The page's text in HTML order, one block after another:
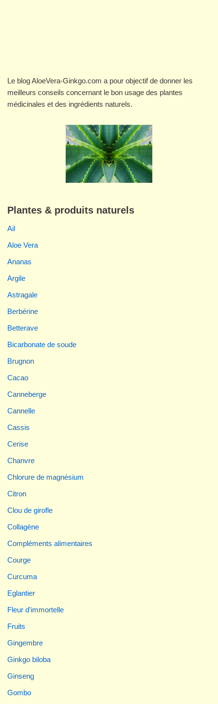
Le blog AloeVera-Ginkgo.com a pour objectif de donner les
meilleurs conseils concernant le bon usage des plantes
médicinales et des ingrédients naturels.
Plantes & produits naturels
Ail
Aloe Vera
Ananas
Argile
Astragale
Berbérine
Betterave
Bicarbonate de soude
Brugnon
Cacao
Canneberge
Cannelle
Cassis
Cerise
Chanvre
Chlorure de magnésium
Citron
Clou de girofle
Collagène
Compléments alimentaires
Courge
Curcuma
Eglantier
Fleur d'immortelle
Fruits
Gingembre
Ginkgo biloba
Ginseng
Gombo